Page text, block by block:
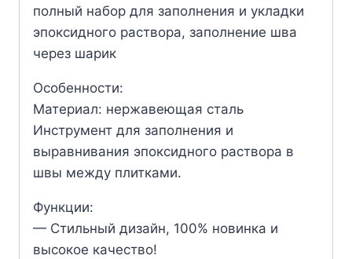
полный набор для заполнения и укладки
эпоксидного раствора, заполнение шва
через шарик
Особенности:
Материал: нержавеющая сталь
Инструмент для заполнения и
выравнивания эпоксидного раствора в
швы между плитками.
Функции:
— Стильный дизайн, 100% новинка и
высокое качество!